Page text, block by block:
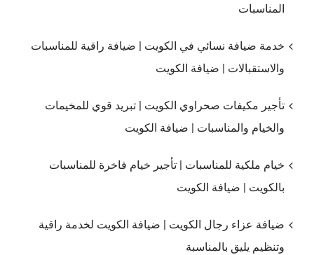
المناسبات
خدمة ضيافة نسائي في الكويت | ضيافة راقية للمناسبات
والاستقبالات | ضيافة الكويت
تأجير مكيفات صحراوي الكويت | تبريد قوي للمخيمات
والخيام والمناسبات | ضيافة الكويت
خيام ملكية للمناسبات | تأجير خيام فاخرة للمناسبات
بالكويت | ضيافة الكويت
ضيافة عزاء رجال الكويت | ضيافة الكويت لخدمة راقية
وتنظيم يليق بالمناسبة